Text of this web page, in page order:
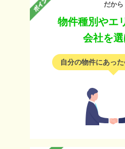
だから
物件種別やエ
会社を選
自分の物件にあっ